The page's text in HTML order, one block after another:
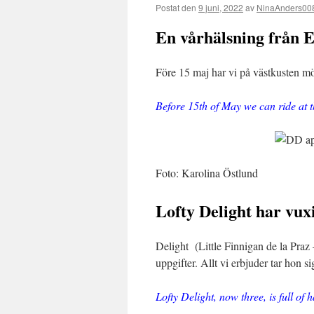
Postat den 9 juni, 2022 av
En vårhälsning från
Före 15 maj har vi på västkusten
Before 15th of May we can ride at
Foto: Karolina Östlund
Lofty Delight har
Delight (Little Finnigan de la Praz
uppgifter. Allt vi erbjuder tar hon
Lofty Delight, now three, is full of